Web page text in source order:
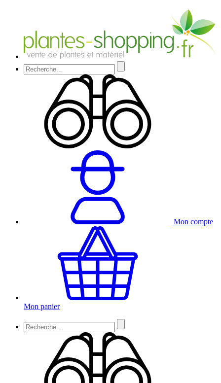
Mon compte
Mon panier